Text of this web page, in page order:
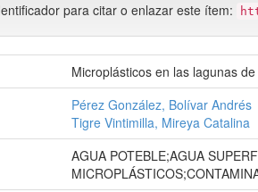
para citar o enlazar este ítem:
Microplásticos en las lagunas
Pérez González, Bolívar Andrés
Tigre Vintimilla, Mireya Catalina
AGUA POTEBLE;AGUA